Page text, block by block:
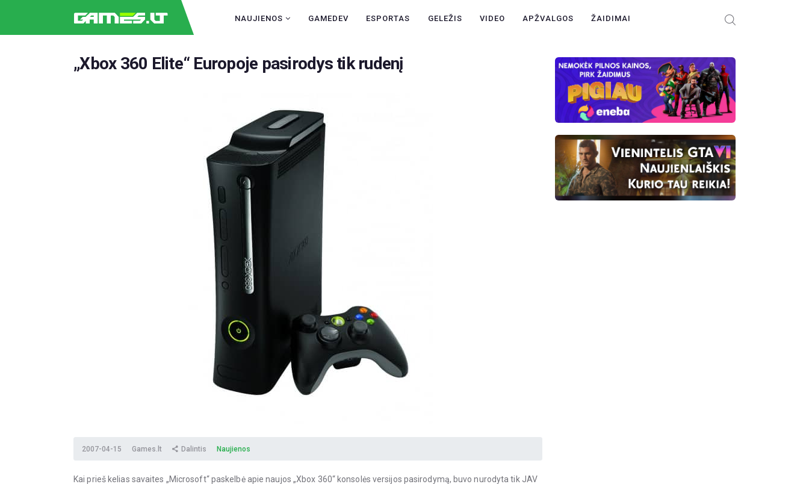
NAUJIENOS GAMEDEV ESPORTAS GELEŽIS VIDEO APŽVALGOS ŽAIDIMAI
NAUJIENOS
ESPORTAS
VIDEO
APŽVALGOS
ŽAIDIMAI
„Xbox 360 Elite“ Europoje pasirodys tik rudenį
2007-04-15 Games.lt Dalintis Naujienos
Kai prieš kelias savaites „Microsoft“ paskelbė apie naujos „Xbox 360“ konsolės versijos pasirodymą, buvo nurodyta tik JAV